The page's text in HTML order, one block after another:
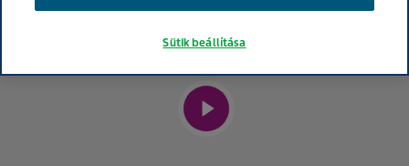
Sütik beállítása